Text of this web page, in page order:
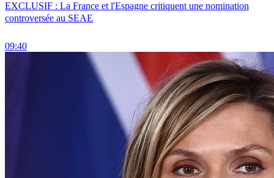
EXCLUSIF : La France et l'Espagne critiquent une nomination
controversée au SEAE
09:40